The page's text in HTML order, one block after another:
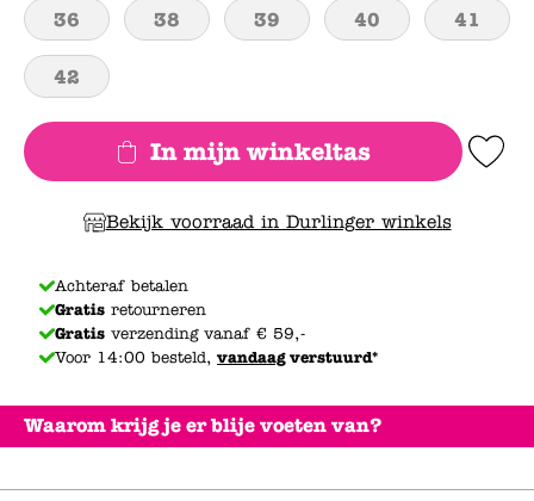
Waarom krijg je er blije voeten van?
36 38 39 40 41
42
In mijn winkeltas Add to
Bekijk voorraad in Durlinger winkels
Achteraf betalen
Gratis retourneren
Gratis verzending vanaf € 59,-
Voor 14:00 besteld, vandaagverstuurd*